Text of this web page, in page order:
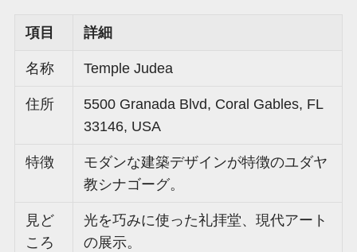
項目 詳細
名称 Temple Judea
住所
5500 Granada Blvd, Coral Gables, FL
33146, USA
特徴
モダンな建築デザインが特徴のユダヤ
教シナゴーグ。
見ど
ころ
光を巧みに使った礼拝堂、現代アート
の展示。